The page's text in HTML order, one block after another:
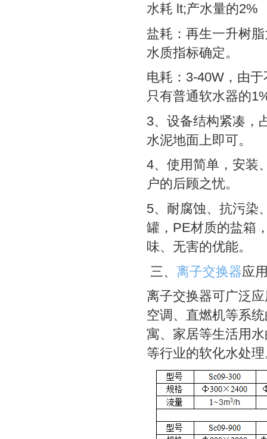
水耗 lt;产水量的2%
盐耗：再生一升树
水质指标确定。
电耗：3-40W，由
只有普通软水器的
3、设备结构紧凑，
水泥地面上即可。
4、使用简单，安装
户的后顾之忧。
5、耐腐蚀、抗污染
罐，PE材质的盐箱
味、无害的优能。
三、 离子交换器应
离子交换器可广泛
空调、直燃机等系
寓、家居等生活用
等行业的软化水处